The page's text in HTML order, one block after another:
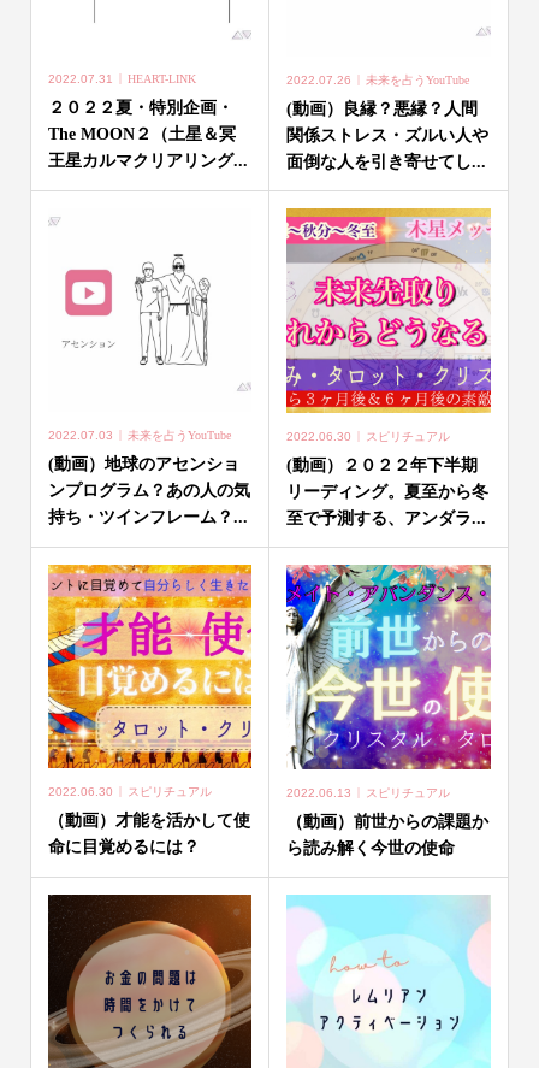
2022.07.31 HEART-LINK
２０２２夏・特別企画・
The MOON２（土星＆冥
王星カルマクリアリング...
2022.07.26 未来を占うYouTube
(動画）良縁？悪縁？人間
関係ストレス・ズルい人や
面倒な人を引き寄せてし...
2022.07.03 未来を占うYouTube
(動画）地球のアセンショ
ンプログラム？あの人の気
持ち・ツインフレーム？...
2022.06.30 スピリチュアル
(動画）２０２２年下半期
リーディング。夏至から冬
至で予測する、アンダラ...
2022.06.30 スピリチュアル
（動画）才能を活かして使
命に目覚めるには？
2022.06.13 スピリチュアル
（動画）前世からの課題か
ら読み解く今世の使命